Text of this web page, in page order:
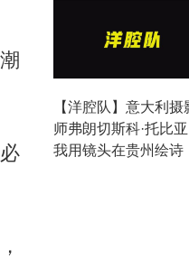
【洋腔队】意大利摄
师弗朗切斯科·托比亚
我用镜头在贵州绘诗